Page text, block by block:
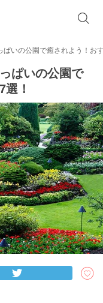
ぱいの公園で癒されよう！お
ぱいの公園で
！